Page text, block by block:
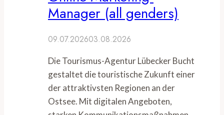
Manager (all genders)
09.07.202603.08.2026
Die Tourismus-Agentur Lübecker Bucht
gestaltet die touristische Zukunft einer
der attraktivsten Regionen an der
Ostsee. Mit digitalen Angeboten,